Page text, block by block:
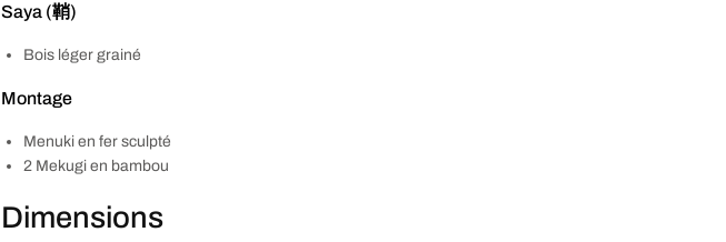
Saya (鞘)
Bois léger grainé
Montage
Menuki en fer sculpté
2 Mekugi en bambou
Dimensions